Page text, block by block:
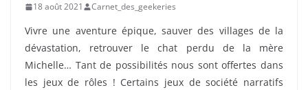
18 août 2021 Carnet_des_geekeries
Vivre une aventure épique, sauver des villages de la
dévastation, retrouver le chat perdu de la mère
Michelle… Tant de possibilités nous sont offertes dans
les jeux de rôles ! Certains jeux de société narratifs